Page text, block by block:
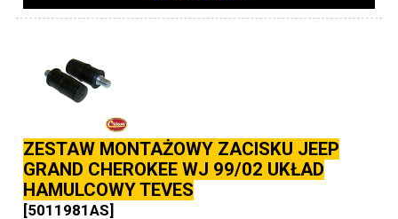
ZESTAW MONTAŻOWY ZACISKU JEEP
GRAND CHEROKEE WJ 99/02 UKŁAD
HAMULCOWY TEVES
[5011981AS]